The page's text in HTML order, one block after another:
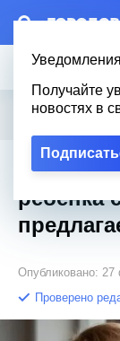
Получайте
новостях в
Новости
Городовой Новости
ребенка
Опубликовано:
Проверено